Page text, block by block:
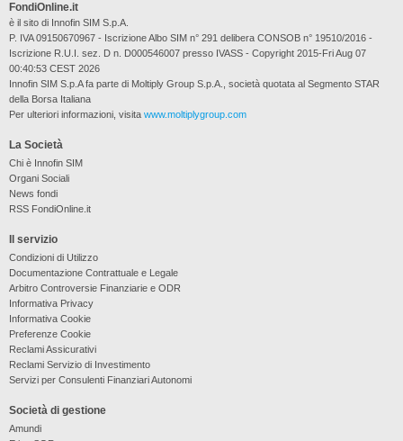
La Società
Chi è Innofin SIM
Organi Sociali
News fondi
RSS FondiOnline.it
Il servizio
Condizioni di Utilizzo
Documentazione Contrattuale e Legale
Arbitro Controversie Finanziarie e ODR
Informativa Privacy
Informativa Cookie
Preferenze Cookie
Reclami Assicurativi
Reclami Servizio di Investimento
Servizi per Consulenti Finanziari Autonomi
Società di gestione
Amundi
FondiOnline.it
è il sito di Innofin SIM S.p.A.
P. IVA 09150670967 - Iscrizione Albo SIM n° 291 delibera CONSOB n° 19510/2016 -
Iscrizione R.U.I. sez. D n. D000546007 presso IVASS - Copyright 2015-Fri Aug 07
00:40:53 CEST 2026
Innofin SIM S.p.A fa parte di Moltiply Group S.p.A., società quotata al Segmento STAR
della Borsa Italiana
Per ulteriori informazioni, visita www.moltiplygroup.com